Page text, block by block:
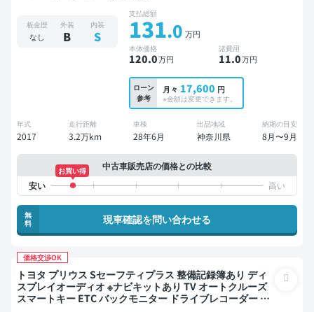
板金歴
なし
外装
B
内装
S
支払総額
131.0 万円
本体価格
120.0万円
諸費用
11.0万円
ローン
参考
月々 17,600 円
※金額は変更できます。
年式
2017
走行距離
3.2万km
車検
28年6月
出品地域
神奈川県
納期の目安
8月〜9月
中古車販売店の価格との比較
お買い得
無
料
現車確認を問い合わせる
価格交渉OK
トヨタ プリウス Sセーフティプラス 整備記録簿あり ディ
スプレイオーディオ ※ナビキットあり TV オートクルーズ
スマートキー ETC バックモニター ドライブレコーダー フ